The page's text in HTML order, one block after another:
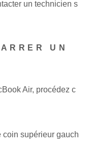
un technicien s
UN
Air, procédez c
supérieur gauch